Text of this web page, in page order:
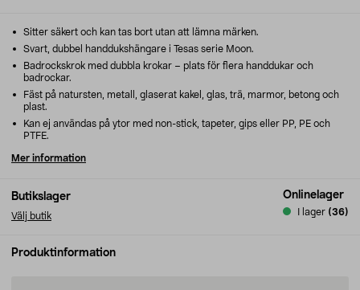
Butikslager
Välj butik
Onlinelager
I lager (36)
Sitter säkert och kan tas bort utan att lämna märken.
Svart, dubbel handdukshängare i Tesas serie Moon.
Badrockskrok med dubbla krokar – plats för flera handdukar och
badrockar.
Fäst på natursten, metall, glaserat kakel, glas, trä, marmor, betong och
plast.
Kan ej användas på ytor med non-stick, tapeter, gips eller PP, PE och
PTFE.
Mer information
Produktinformation